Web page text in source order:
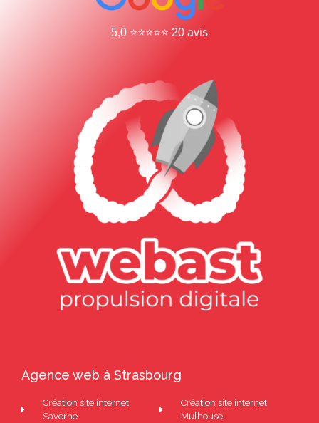
5,0 ⭐⭐⭐⭐⭐ 20 avis
Agence web à Strasbourg
Création site internet
Saverne
Création site internet
Mulhouse